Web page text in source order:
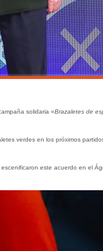
solidaria «Brazaletes de
verdes en los próximos
este acuerdo en el